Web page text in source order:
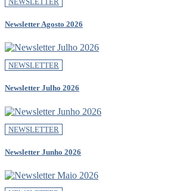
Newsletter Agosto 2026
NEWSLETTER
Newsletter Julho 2026
NEWSLETTER
Newsletter Junho 2026